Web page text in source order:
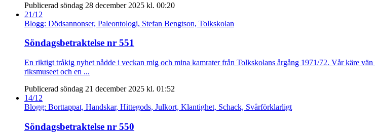
Publicerad söndag 28 december 2025 kl. 00:20
21/12
Blogg: Dödsannonser, Paleontologi, Stefan Bengtson, Tolkskolan
Söndagsbetraktelse nr 551
En riktigt tråkig nyhet nådde i veckan mig och mina kamrater från Tolkskolans årgång 1971/72. Vår käre
riksmuseet och en ...
Publicerad söndag 21 december 2025 kl. 01:52
14/12
Blogg: Borttappat, Handskar, Hittegods, Julkort, Klantighet, Schack, Svårförklarligt
Söndagsbetraktelse nr 550